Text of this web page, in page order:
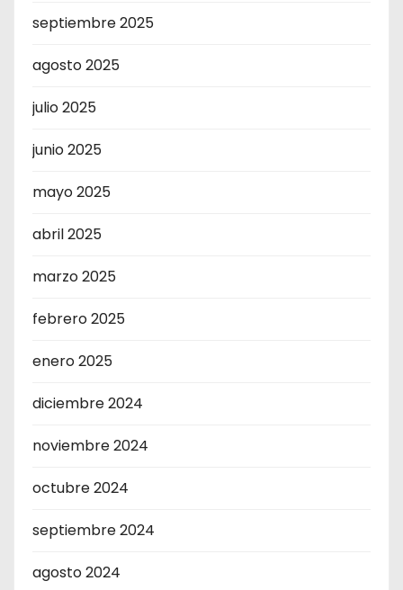
septiembre 2025
agosto 2025
julio 2025
junio 2025
mayo 2025
abril 2025
marzo 2025
febrero 2025
enero 2025
diciembre 2024
noviembre 2024
octubre 2024
septiembre 2024
agosto 2024